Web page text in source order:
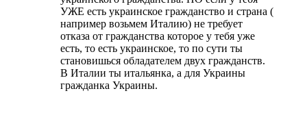
УЖЕ есть украинское гражданство и страна (
например возьмем Италию) не требует
отказа от гражданства которое у тебя уже
есть, то есть украинское, то по сути ты
становишься обладателем двух гражданств.
В Италии ты итальянка, а для Украины
гражданка Украины.